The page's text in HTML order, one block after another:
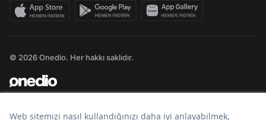
© 2026 Onedio. Her hakkı saklıdır.